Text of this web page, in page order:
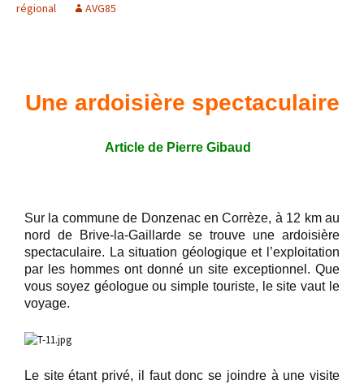
régional
AVG85
Une ardoisière spectaculaire
Article de Pierre Gibaud
Sur la commune de Donzenac en Corrèze, à 12 km au
nord de Brive-la-Gaillarde se trouve une ardoisière
spectaculaire. La situation géologique et l’exploitation
par les hommes ont donné un site exceptionnel. Que
vous soyez géologue ou simple touriste, le site vaut le
voyage.
Le site étant privé, il faut donc se joindre à une visite